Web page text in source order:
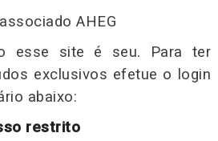
AHEG
esse site é seu. Para ter
exclusivos efetue o login
abaixo:
restrito